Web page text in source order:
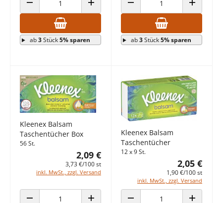
ANZAHL VERRINGERN ANZAHL ERHÖHEN
ab3Stück5% sparen
ANZAHL VERRINGERN ANZAHL
ab3Stück5% sparen
Kleenex Balsam
Taschentücher Box
56 St.
2,09 €
3,73 €/100 st
inkl. MwSt., zzgl. Versand
Kleenex Balsam
Taschentücher
12 x 9 St.
2,05 €
1,90 €/100 st
inkl. MwSt., zzgl. Versand